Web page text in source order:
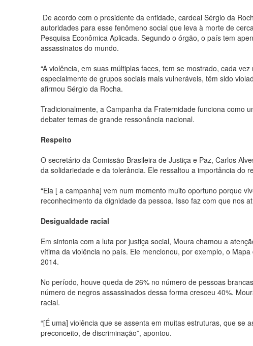
De acordo com o presidente da entidade, cardeal Sérgio da
autoridades para esse fenômeno social que leva à morte de
Pesquisa Econômica Aplicada. Segundo o órgão, o país tem
assassinatos do mundo.
“A violência, em suas múltiplas faces, tem se mostrado, cada
especialmente de grupos sociais mais vulneráveis, têm sido
afirmou Sérgio da Rocha.
Tradicionalmente, a Campanha da Fraternidade funciona como
debater temas de grande ressonância nacional.
Respeito
O secretário da Comissão Brasileira de Justiça e Paz, Carlos
da solidariedade e da tolerância. Ele ressaltou a importância do
“Ela [ a campanha] vem num momento muito oportuno porque
reconhecimento da dignidade da pessoa. Isso faz com que nos
Desigualdade racial
Em sintonia com a luta por justiça social, Moura chamou a
vítima da violência no país. Ele mencionou, por exemplo, o
2014.
No período, houve queda de 26% no número de pessoas
número de negros assassinados dessa forma cresceu 40%.
racial.
“[É uma] violência que se assenta em muitas estruturas, que se
preconceito, de discriminação”, apontou.